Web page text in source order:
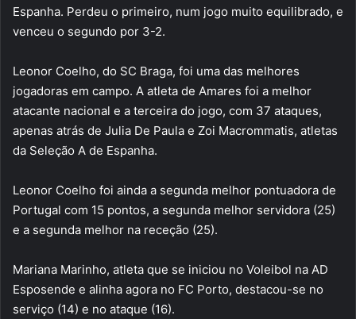
Espanha. Perdeu o primeiro, num jogo muito equilibrado, e
venceu o segundo por 3-2.
Leonor Coelho, do SC Braga, foi uma das melhores
jogadoras em campo. A atleta de Amares foi a melhor
atacante nacional e a terceira do jogo, com 37 ataques,
apenas atrás de Julia De Paula e Zoi Macrommatis, atletas
da Seleção A de Espanha.
Leonor Coelho foi ainda a segunda melhor pontuadora de
Portugal com 15 pontos, a segunda melhor servidora (25)
e a segunda melhor na receção (25).
Mariana Marinho, atleta que se iniciou no Voleibol na AD
Esposende e alinha agora no FC Porto, destacou-se no
serviço (14) e no ataque (16).